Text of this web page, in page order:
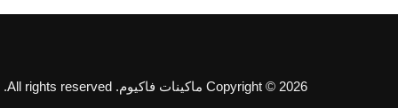
Copyright © 2026 ماكينات فاكيوم. All rights reserved.